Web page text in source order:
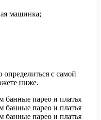
машинка;
определиться с самой
ниже.